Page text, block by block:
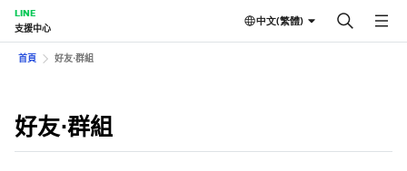
LINE
支援中心
中文(繁體)
首頁 好友⋅群組
好友⋅群組